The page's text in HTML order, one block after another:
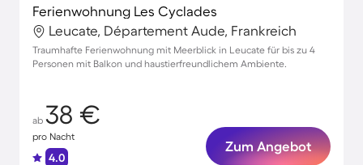
Ferienwohnung Les Cyclades
Leucate, Département Aude, Frankreich
Traumhafte Ferienwohnung mit Meerblick in Leucate für bis zu 4
Personen mit Balkon und haustierfreundlichem Ambiente.
ab 38 €
pro Nacht
4.0
Zum Angebot